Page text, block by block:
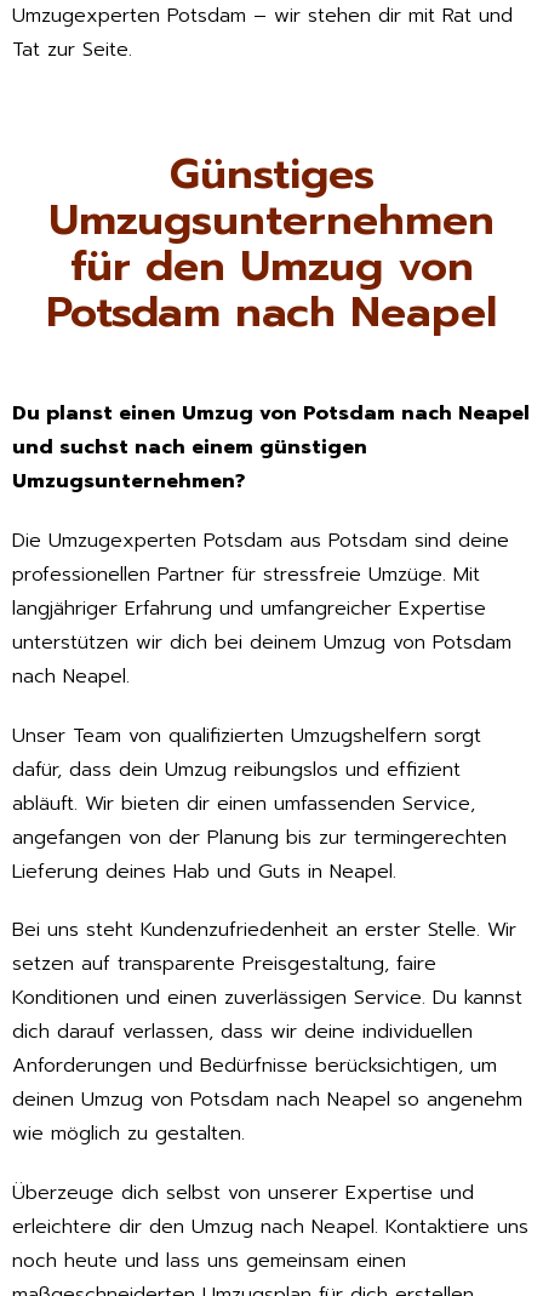
Umzugexperten Potsdam – wir stehen dir mit Rat und
Tat zur Seite.
Günstiges
Umzugsunternehmen
für den Umzug von
Potsdam nach Neapel
Du planst einen Umzug von Potsdam nach Neapel
und suchst nach einem günstigen
Umzugsunternehmen?
Die Umzugexperten Potsdam aus Potsdam sind deine
professionellen Partner für stressfreie Umzüge. Mit
langjähriger Erfahrung und umfangreicher Expertise
unterstützen wir dich bei deinem Umzug von Potsdam
nach Neapel.
Unser Team von qualifizierten Umzugshelfern sorgt
dafür, dass dein Umzug reibungslos und effizient
abläuft. Wir bieten dir einen umfassenden Service,
angefangen von der Planung bis zur termingerechten
Lieferung deines Hab und Guts in Neapel.
Bei uns steht Kundenzufriedenheit an erster Stelle. Wir
setzen auf transparente Preisgestaltung, faire
Konditionen und einen zuverlässigen Service. Du kannst
dich darauf verlassen, dass wir deine individuellen
Anforderungen und Bedürfnisse berücksichtigen, um
deinen Umzug von Potsdam nach Neapel so angenehm
wie möglich zu gestalten.
Überzeuge dich selbst von unserer Expertise und
erleichtere dir den Umzug nach Neapel. Kontaktiere uns
noch heute und lass uns gemeinsam einen